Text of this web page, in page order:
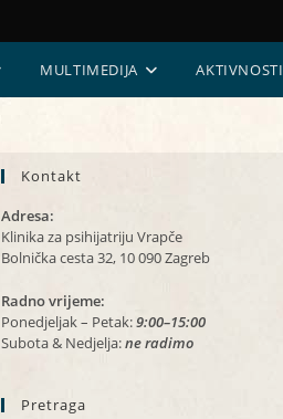
MULTIMEDIJA AKTIVNOSTI
Kontakt
Adresa:
Klinika za psihijatriju Vrapče
Bolnička cesta 32, 10 090 Zagreb
Radno vrijeme:
Ponedjeljak – Petak:9:00–15:00
Subota & Nedjelja:ne radimo
Pretraga